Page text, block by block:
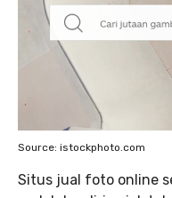
Source: istockphoto.com
Situs jual foto online